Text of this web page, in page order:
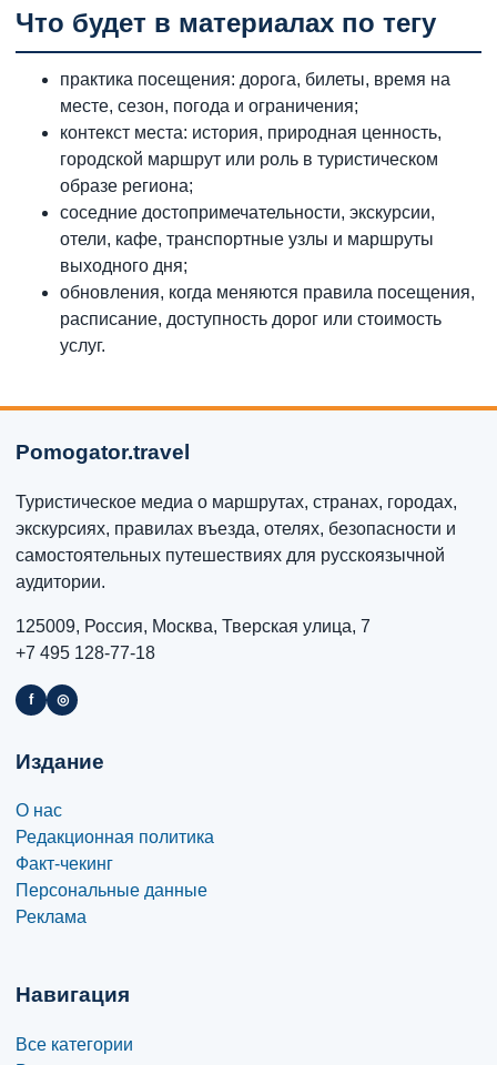
Что будет в материалах по тегу
практика посещения: дорога, билеты, время на
месте, сезон, погода и ограничения;
контекст места: история, природная ценность,
городской маршрут или роль в туристическом
образе региона;
соседние достопримечательности, экскурсии,
отели, кафе, транспортные узлы и маршруты
выходного дня;
обновления, когда меняются правила посещения,
расписание, доступность дорог или стоимость
услуг.
Pomogator.travel
Туристическое медиа о маршрутах, странах, городах,
экскурсиях, правилах въезда, отелях, безопасности и
самостоятельных путешествиях для русскоязычной
аудитории.
125009, Россия, Москва, Тверская улица, 7
+7 495 128-77-18
f ◎
Издание
О нас
Редакционная политика
Факт-чекинг
Персональные данные
Реклама
Навигация
Все категории